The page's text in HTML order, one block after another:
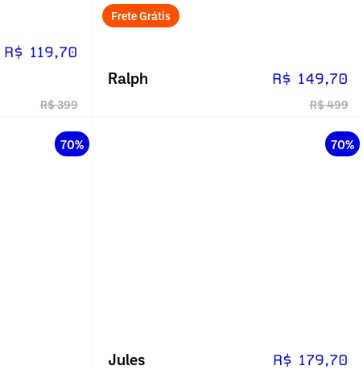
R$ 119,70
R$ 399
Frete Grátis
Ralph R$ 149,70
R$ 499
70% 70%
Jules R$ 179,70